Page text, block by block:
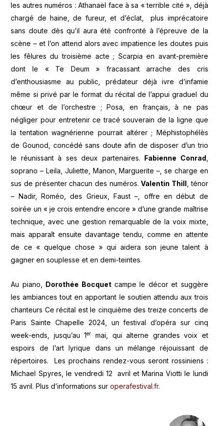
les autres numéros : Athanaël face à sa « terrible cité », déjà
chargé de haine, de fureur, et d’éclat, plus imprécatoire
sans doute dès qu’il aura été confronté à l’épreuve de la
scène – et l’on attend alors avec impatience les doutes puis
les fêlures du troisième acte ; Scarpia en avant-première
dont le « Te Deum » fracassant arrache des cris
d’enthousiasme au public, prédateur déjà ivre d’infamie
même si privé par le format du récital de l’appui graduel du
chœur et de l’orchestre ; Posa, en français, à ne pas
négliger pour entretenir ce tracé souverain de la ligne que
la tentation wagnérienne pourrait altérer ; Méphistophélès
de Gounod, concédé sans doute afin de disposer d’un trio
le réunissant à ses deux partenaires. Fabienne Conrad
soprano – Leila, Juliette, Manon, Marguerite –, se charge en
sus de présenter chacun des numéros.Valentin Thill , ténor
– Nadir, Roméo, des Grieux, Faust –, offre en début de
soirée un « je crois entendre encore » d’une grande maîtrise
technique, avec une gestion remarquable de la voix mixte,
mais apparaît ensuite davantage tendu, comme en attente
de ce « quelque chose » qui aidera son jeune talent à
gagner en souplesse et en demi-teintes.
Au piano, Dorothée Bocquetcampe le décor et suggère
les ambiances tout en apportant le soutien attendu aux trois
chanteurs Ce récital est le cinquième des treize concerts de
Paris Sainte Chapelle 2024, un festival d’opéra sur cinq
week-ends, jusqu’au 1er
mai, qui alterne grandes voix et
espoirs de l’art lyrique dans un mélange réjouissant de
répertoires. Les prochains rendez-vous seront rossiniens :
Michael Spyres, le vendredi 12 avril et Marina Viotti le lundi
15 avril. Plus d’informations suroperafestival.fr.